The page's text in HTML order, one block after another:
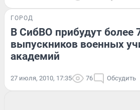
ГОРОД
В СибВО прибудут более
выпускников военных
академий
27 июля, 2010, 17:35 76 Обсудить